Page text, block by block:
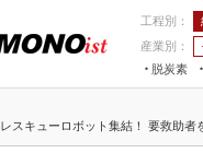
工程別：
産業別：
脱炭素
つながる工場AI×設備保全
レスキューロボット集結！ 要救助者